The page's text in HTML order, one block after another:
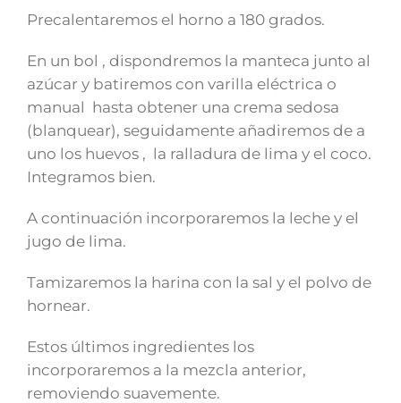
Precalentaremos el horno a 180 grados.
En un bol , dispondremos la manteca junto al
azúcar y batiremos con varilla eléctrica o
manual hasta obtener una crema sedosa
(blanquear), seguidamente añadiremos de a
uno los huevos , la ralladura de lima y el coco.
Integramos bien.
A continuación incorporaremos la leche y el
jugo de lima.
Tamizaremos la harina con la sal y el polvo de
hornear.
Estos últimos ingredientes los
incorporaremos a la mezcla anterior,
removiendo suavemente.